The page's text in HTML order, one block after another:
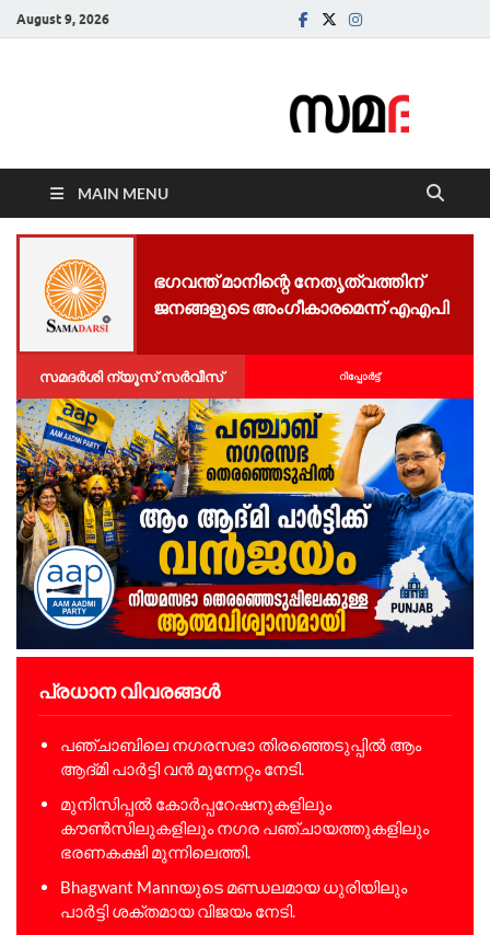
August 9, 2026
MAIN MENU
ഭഗവന്ത് മാനിന്റെ നേതൃത്വത്തിന്
ജനങ്ങളുടെ അംഗീകാരമെന്ന് എഎപി
സമദർശി ന്യൂസ് സർവീസ് റിപ്പോര്‍ട്ട്
പ്രധാന വിവരങ്ങൾ
പഞ്ചാബിലെ നഗരസഭാ തിരഞ്ഞെടുപ്പിൽ ആം
ആദ്മി പാർട്ടി വൻ മുന്നേറ്റം നേടി.
മുനിസിപ്പൽ കോർപ്പറേഷനുകളിലും
കൗൺസിലുകളിലും നഗര പഞ്ചായത്തുകളിലും
ഭരണകക്ഷി മുന്നിലെത്തി.
Bhagwant Mannയുടെ മണ്ഡലമായ ധുരിയിലും
പാർട്ടി ശക്തമായ വിജയം നേടി.